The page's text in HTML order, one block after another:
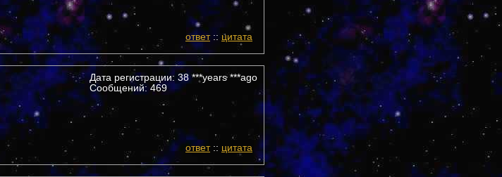
ответ:: цитата
Дата регистрации: 38 ***years ***ago
Сообщений: 469
ответ:: цитата